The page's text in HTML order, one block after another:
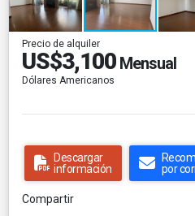
Precio de alquiler
US$3,100 Mensual
Dólares Americanos
Descargar
información
por
Compartir